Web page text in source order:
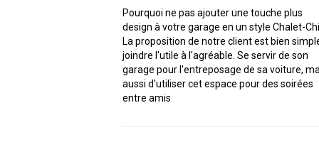
Pourquoi ne pas ajouter une touche plus
design à votre garage en un style Chalet-
La proposition de notre client est bien
joindre l'utile à l'agréable. Se servir de son
garage pour l'entreposage de sa voiture,
aussi d'utiliser cet espace pour des soirées
entre amis